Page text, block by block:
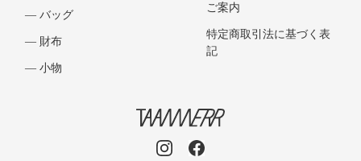
― バッグ
― 財布
― 小物
ご案内
特定商取引法に基づく表
記